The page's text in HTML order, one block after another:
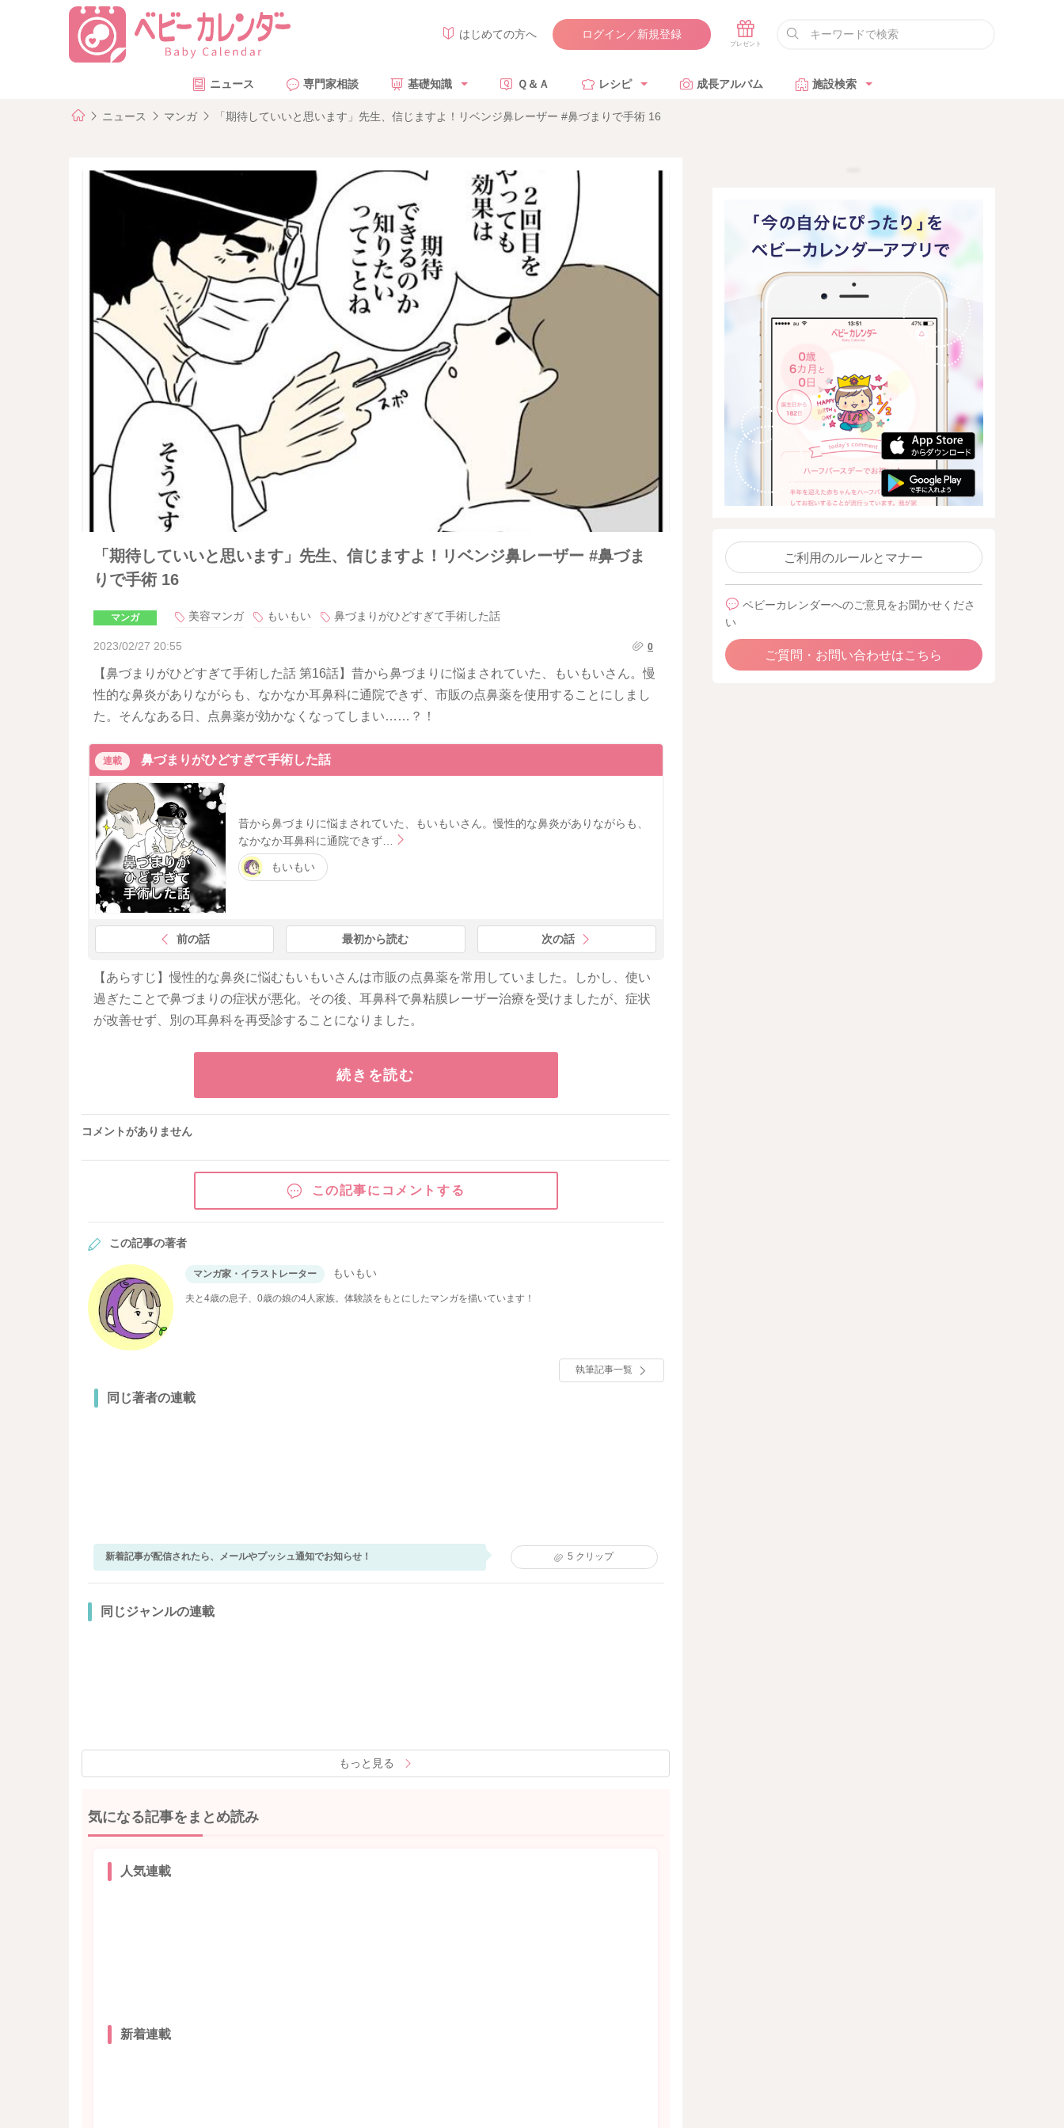
はじめての方へ ログイン／新規登録
ニュース 専門家相談 基礎知識 Ｑ＆Ａ レシピ 成長アルバム 施設検索
ニュース マンガ 「期待していいと思います」先生、信じますよ！リベンジ鼻レーザー #鼻づまりで手術 16
「期待していいと思います」先生、信じますよ！リベンジ鼻レーザー #鼻づま
りで手術 16
マンガ 美容マンガ もいもい 鼻づまりがひどすぎて手術した話
2023/02/27 20:55 0
【鼻づまりがひどすぎて手術した話 第16話】昔から鼻づまりに悩まされていた、もいもいさん。慢
性的な鼻炎がありながらも、なかなか耳鼻科に通院できず、市販の点鼻薬を使用することにしまし
た。そんなある日、点鼻薬が効かなくなってしまい……？！
連載 鼻づまりがひどすぎて手術した話
昔から鼻づまりに悩まされていた、もいもいさん。慢性的な鼻炎がありながらも、
なかなか耳鼻科に通院できず…
もいもい
前の話 最初から読む 次の話
【あらすじ】慢性的な鼻炎に悩むもいもいさんは市販の点鼻薬を常用していました。しかし、使い
過ぎたことで鼻づまりの症状が悪化。その後、耳鼻科で鼻粘膜レーザー治療を受けましたが、症状
が改善せず、別の耳鼻科を再受診することになりました。
続きを読む
コメントがありません
この記事にコメントする
この記事の著者
マンガ家・イラストレーター もいもい
夫と4歳の息子、0歳の娘の4人家族。体験談をもとにしたマンガを描いています！
執筆記事一覧
同じ著者の連載
新着記事が配信されたら、メールやプッシュ通知でお知らせ！ 5 クリップ
同じジャンルの連載
もっと見る
気になる記事をまとめ読み
人気連載
新着連載
ご利用のルールとマナー
ベビーカレンダーへのご意見をお聞かせくださ
い
ご質問・お問い合わせはこちら